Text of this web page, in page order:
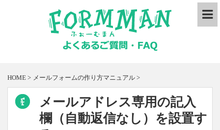
HOME > メールフォームの作り方マニュアル >
メールアドレス専用の記入
欄（自動返信なし）を設置す